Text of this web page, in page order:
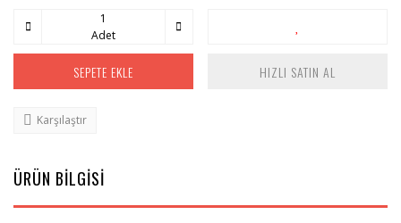
Adet
SEPETE EKLE HIZLI SATIN AL
Karşılaştır
ÜRÜN BİLGİSİ